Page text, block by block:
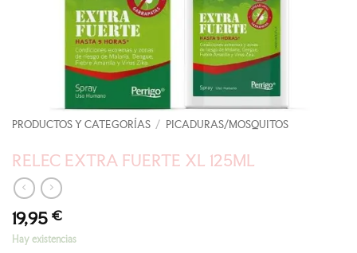
PRODUCTOS Y CATEGORÍAS / PICADURAS/MOSQUITOS
RELEC EXTRA FUERTE XL 125ML
19,95 €
Hay existencias